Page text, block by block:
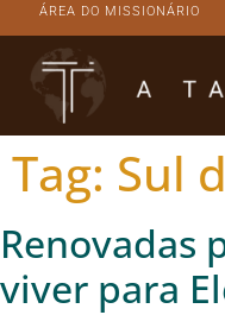
ÁREA DO MISSIONÁRIO
Tag: Sul
Renovadas
viver para